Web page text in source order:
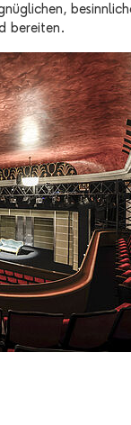
bereiten.